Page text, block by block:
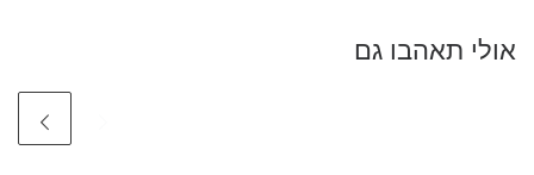
אולי תאהבו גם